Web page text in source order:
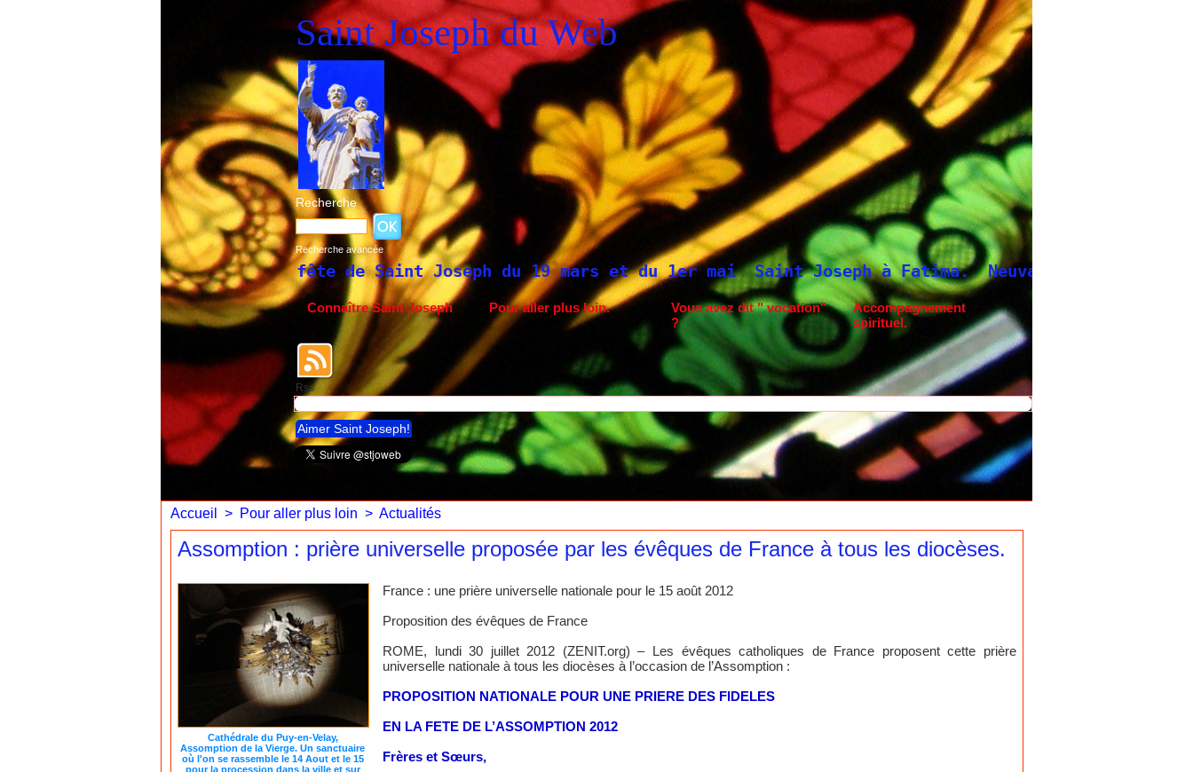
Saint Joseph du Web
Recherche
Recherche avancée
de la fête de Saint Joseph du 19 mars et du 1er mai Saint Joseph à Fatima. Neuvaine à Saint Joseph
Connaître Saint Joseph Pour aller plus loin.
Vous avez dit " vocation"
?
Accompagnement
spirituel.
Rss
Aimer Saint Joseph!
Accueil > Pour aller plus loin > Actualités
Assomption : prière universelle proposée par les évêques de France à tous les diocèses.
Cathédrale du Puy-en-Velay,
Assomption de la Vierge. Un sanctuaire
où l'on se rassemble le 14 Aout et le 15
pour la procession dans la ville et sur
France : une prière universelle nationale pour le 15 août 2012
Proposition des évêques de France
ROME, lundi 30 juillet 2012 (ZENIT.org) – Les évêques catholiques de France proposent cette prière
universelle nationale à tous les diocèses à l’occasion de l’Assomption :
PROPOSITION NATIONALE POUR UNE PRIERE DES FIDELES
EN LA FETE DE L’ASSOMPTION 2012
Frères et Sœurs,